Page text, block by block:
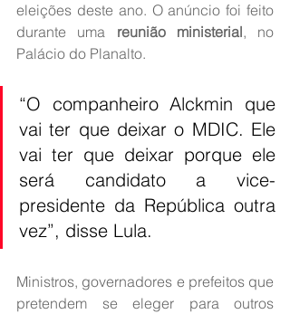
eleições deste ano. O anúncio foi feito
durante uma reunião ministerial, no
Palácio do Planalto.
“O companheiro Alckmin que
vai ter que deixar o MDIC. Ele
vai ter que deixar porque ele
será candidato a vice-
presidente da República outra
vez”, disse Lula.
Ministros, governadores e prefeitos que
pretendem se eleger para outros